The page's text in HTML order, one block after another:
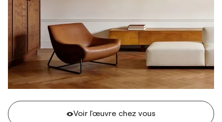
Voir l'œuvre chez vous